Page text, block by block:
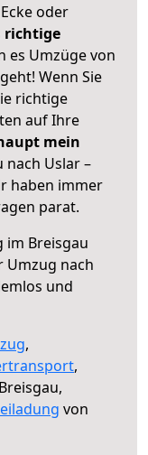
oder
richtige
es Umzüge von
Wenn Sie
richtige
auf Ihre
mein
nach Uslar –
haben immer
parat.
im Breisgau
Umzug nach
und
,
,
von